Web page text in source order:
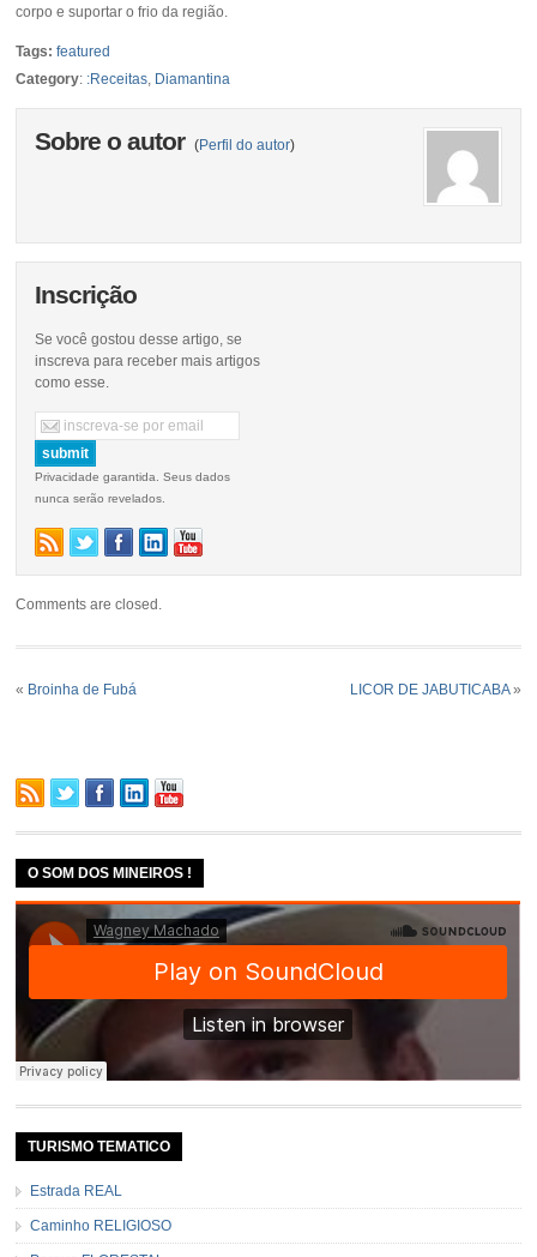
corpo e suportar o frio da região.
Tags:featured
Category: :Receitas Diamantina
Sobre o autor (Perfil do autor)
Inscrição
Se você gostou desse artigo, se
inscreva para receber mais artigos
como esse.
Privacidade garantida. Seus dados
nunca serão revelados.
Comments are closed.
« Broinha de Fubá LICOR DE JABUTICABA»
O SOM DOS MINEIROS !
TURISMO TEMATICO
Estrada REAL
Caminho RELIGIOSO